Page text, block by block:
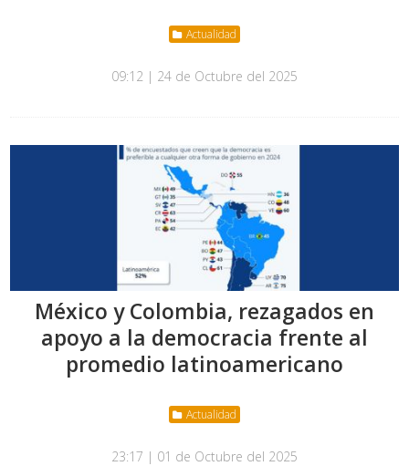
Actualidad
09:12 | 24 de Octubre del 2025
México y Colombia, rezagados en
apoyo a la democracia frente al
promedio latinoamericano
Actualidad
23:17 | 01 de Octubre del 2025